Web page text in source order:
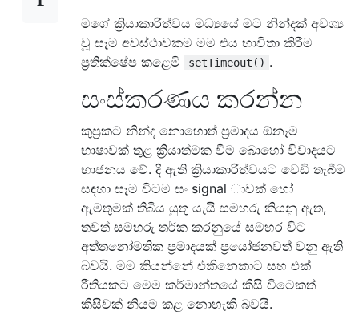
මගේ ක්‍රියාකාරිත්වය මධ්‍යයේ මට නින්දක් අවශ්‍ය
වූ සෑම අවස්ථාවකම මම එය භාවිතා කිරීම
ප්‍රතික්ෂේප කළෙමි
setTimeout() .
සංස්කරණය කරන්න
කුප්‍රකට නින්ද නොහොත් ප්‍රමාදය ඕනෑම
භාෂාවක් තුළ ක්‍රියාත්මක වීම බොහෝ විවාදයට
භාජනය වේ. දී ඇති ක්‍රියාකාරිත්වයට වෙඩි තැබීම
සඳහා සෑම විටම සං signal ාවක් හෝ
ඇමතුමක් තිබිය යුතු යැයි සමහරු කියනු ඇත,
තවත් සමහරු තර්ක කරනුයේ සමහර විට
අත්තනෝමතික ප්‍රමාදයක් ප්‍රයෝජනවත් වනු ඇති
බවයි. මම කියන්නේ එකිනෙකාට සහ එක්
රීතියකට මෙම කර්මාන්තයේ කිසි විටෙකත්
කිසිවක් නියම කළ නොහැකි බවයි.